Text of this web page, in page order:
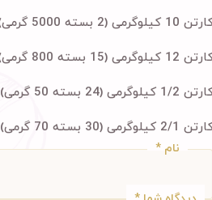
کیلوگرمی (2 بسته 5000 گرمی) * جنس بسته بندی :
کیلوگرمی (15 بسته 800 گرمی) * جنس بسته بندی :
2 کیلوگرمی (24 بسته 50 گرمی) * جنس بسته بندی :
1 کیلوگرمی (30 بسته 70 گرمی) * جنس بسته بندی :
نام *